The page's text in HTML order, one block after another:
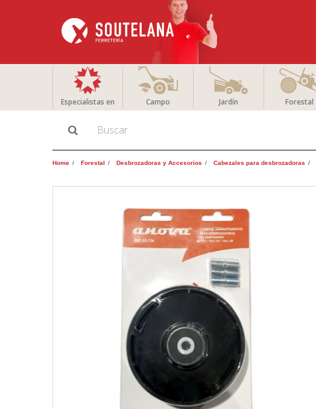
Especialistas en Campo Jardín Forestal
Home Forestal Desbrozadoras y Accesorios Cabezales para desbrozadoras